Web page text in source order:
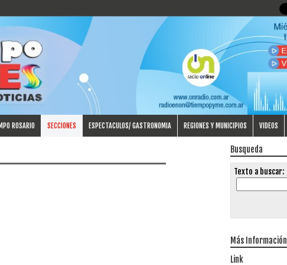
ROSARIO SECCIONES ESPECTACULOS/ GASTRONOMIA REGIONES Y MUNICIPIOS VIDEOS
Busqueda
Texto a buscar:
Más Información
Link